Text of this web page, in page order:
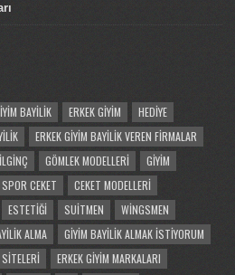
BAYILIK ERKEK GIYIM
HEDIYE
ERKEK GIYIM BAYILIK VEREN FIRMALAR
İLGINÇ GÖMLEK MODELLERI
GIYIM
SPOR CEKET
CEKET MODELLERI
ESTETIĞI SUITMEN
WINGSMEN
ALMA
GIYIM BAYILIK ALMAK ISTIYORUM
ERKEK GIYIM MARKALARI